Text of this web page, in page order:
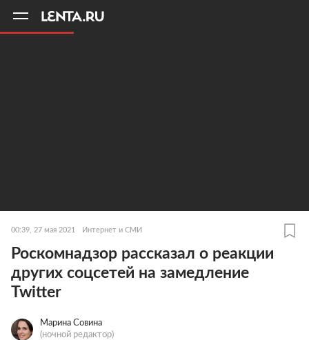
00:39, 27 мая 2021 Интернет и СМИ
Роскомнадзор рассказал о реакции
других соцсетей на замедление
Twitter
Марина Совина
(ночной редактор)